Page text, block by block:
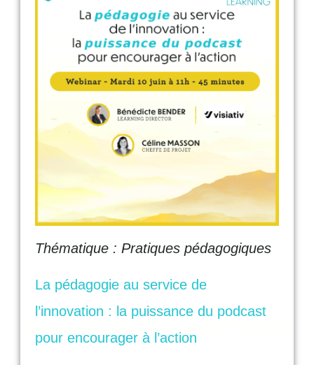
Thématique : Pratiques pédagogiques
La pédagogie au service de
l’innovation : la puissance du podcast
pour encourager à l’action